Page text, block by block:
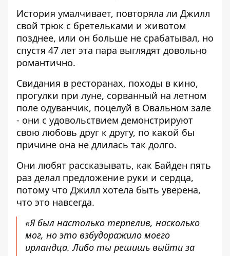
История умалчивает, повторяла ли Джилл
свой трюк с бретельками и животом
позднее, или он больше не срабатывал, но
спустя 47 лет эта пара выглядят довольно
романтично.
Свидания в ресторанах, походы в кино,
прогулки при луне, сорванный на летном
поле одуванчик, поцелуй в Овальном зале
- они с удовольствием демонстрируют
свою любовь друг к другу, по какой бы
причине она не длилась так долго.
Они любят рассказывать, как Байден пять
раз делал предложение руки и сердца,
потому что Джилл хотела быть уверена,
что это навсегда.
«Я был настолько терпелив, насколько
мог, но это взбудоражило моего
ирландца. Либо ты решишь выйти за